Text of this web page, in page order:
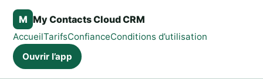
M My Contacts Cloud CRM
AccueilTarifsConfianceConditions d’utilisation
Ouvrir l’app